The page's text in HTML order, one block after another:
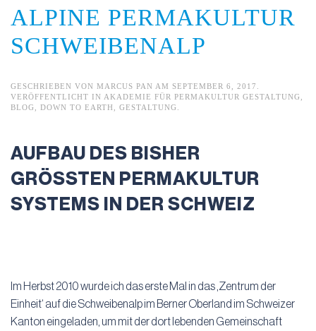
ALPINE PERMAKULTUR
SCHWEIBENALP
GESCHRIEBEN VON MARCUS PAN AM SEPTEMBER 6, 2017
VERÖFFENTLICHT IN AKADEMIE FÜR PERMAKULTUR GESTALTUNG
BLOG
DOWN TO EARTH GESTALTUNG
AUFBAU DES BISHER
GRÖSSTEN PERMAKULTUR
SYSTEMS IN DER SCHWEIZ
Im Herbst 2010 wurde ich das erste Mal in das ‚Zentrum der
Einheit‘ auf die Schweibenalp im Berner Oberland im Schweizer
Kanton eingeladen, um mit der dort lebenden Gemeinschaft